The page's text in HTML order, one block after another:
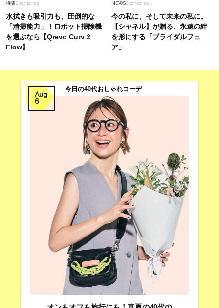
特集Sponsored
水拭きも吸引力も、圧倒的な
「清掃能力」！ロボット掃除機
を選ぶなら【Qrevo Curv 2
Flow】
NEWSSponsored
今の私に、そして未来の私に。
【シャネル】が贈る、永遠の絆
を形にする「ブライダルフェ
ア」
Aug
6
今日の40代おしゃれコーデ